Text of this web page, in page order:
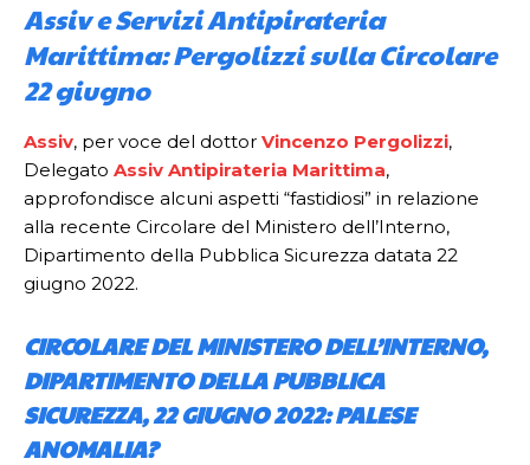
Assiv e Servizi Antipirateria
Marittima: Pergolizzi sulla Circolare
22 giugno
Assiv, per voce del dottor Vincenzo Pergolizzi,
Delegato Assiv Antipirateria Marittima,
approfondisce alcuni aspetti “fastidiosi” in relazione
alla recente Circolare del Ministero dell’Interno,
Dipartimento della Pubblica Sicurezza datata 22
giugno 2022.
CIRCOLARE DEL MINISTERO DELL’INTERNO,
DIPARTIMENTO DELLA PUBBLICA
SICUREZZA, 22 GIUGNO 2022: PALESE
ANOMALIA?